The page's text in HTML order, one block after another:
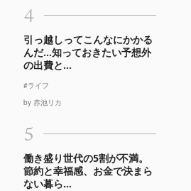
4
引っ越しってこんなにかかる
んだ…知っておきたい予想外
の出費と...
#ライフ
by 赤池リカ
5
働き盛り世代の5割が不満。
節約と幸福感、お金で決まら
ない暮ら...